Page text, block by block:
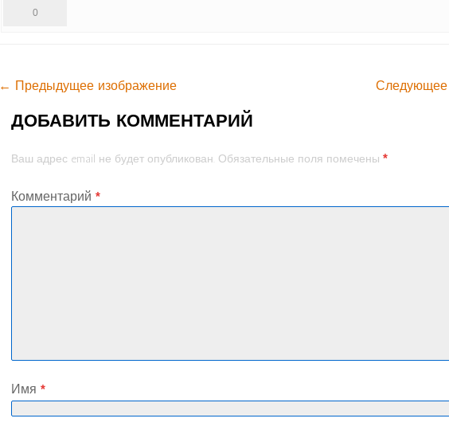
0
← Предыдущее изображение Следующее
ДОБАВИТЬ КОММЕНТАРИЙ
Ваш адрес email не будет опубликован. Обязательные поля помечены*
Комментарий*
Имя*